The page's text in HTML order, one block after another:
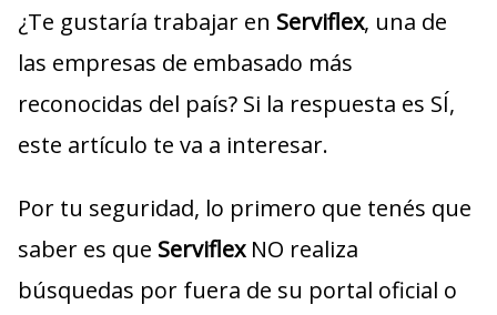
¿Te gustaría trabajar en Serviflex, una de
las empresas de embasado más
reconocidas del país? Si la respuesta es SÍ,
este artículo te va a interesar.
Por tu seguridad, lo primero que tenés que
saber es que ServiflexNO realiza
búsquedas por fuera de su portal oficial o